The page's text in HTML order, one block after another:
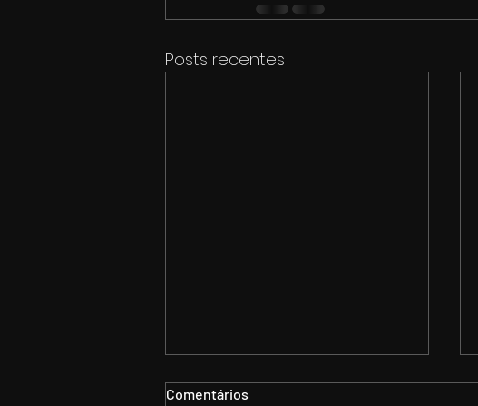
Posts recentes
Comentários